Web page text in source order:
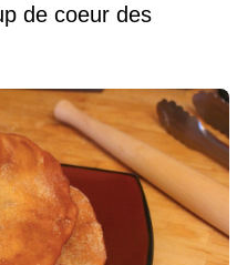
de coeur des